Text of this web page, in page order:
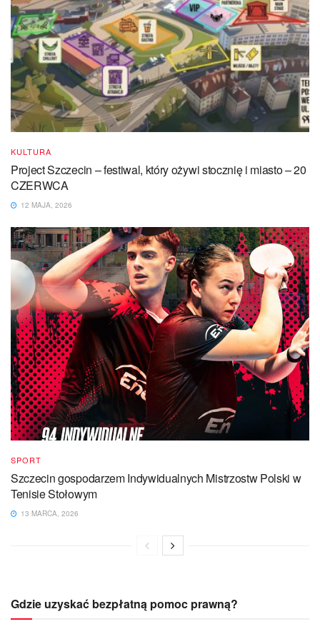
KULTURA
Project Szczecin – festiwal, który ożywi stocznię i miasto – 20
CZERWCA
12 MAJA, 2026
SPORT
Szczecin gospodarzem Indywidualnych Mistrzostw Polski w
Tenisie Stołowym
13 MARCA, 2026
Gdzie uzyskać bezpłatną pomoc prawną?